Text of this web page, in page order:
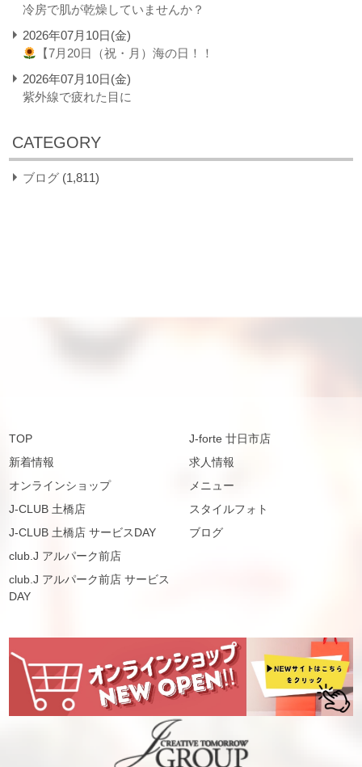
冷房で肌が乾燥していませんか？
2026年07月10日(金)
【7月20日（祝・月）海の日！！
2026年07月10日(金)
紫外線で疲れた目に
CATEGORY
ブログ (1,811)
TOP
新着情報
オンラインショップ
J-CLUB 土橋店
J-CLUB 土橋店 サービスDAY
club.J アルパーク前店
club.J アルパーク前店 サービス
DAY
J-forte 廿日市店
求人情報
メニュー
スタイルフォト
ブログ